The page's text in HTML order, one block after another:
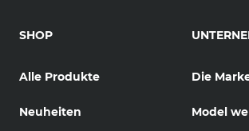
SHOP
Alle Produkte
Neuheiten
Die
Model